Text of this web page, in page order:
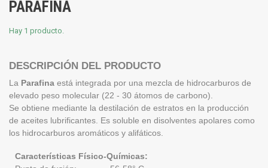
PARAFINA
Hay 1 producto.
DESCRIPCIÓN DEL PRODUCTO
La Parafina está integrada por una mezcla de hidrocarburos de
elevado peso molecular (22 - 30 átomos de carbono).
Se obtiene mediante la destilación de estratos en la producción
de aceites lubrificantes. Es soluble en disolventes apolares como
los hidrocarburos aromáticos y alifáticos.
Características Físico-Químicas: